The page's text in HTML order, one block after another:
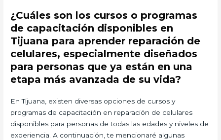
¿Cuáles son los cursos o programas
de capacitación disponibles en
Tijuana para aprender reparación de
celulares, especialmente diseñados
para personas que ya están en una
etapa más avanzada de su vida?
En Tijuana, existen diversas opciones de cursos y
programas de capacitación en reparación de celulares
disponibles para personas de todas las edades y niveles de
experiencia. A continuación, te mencionaré algunas